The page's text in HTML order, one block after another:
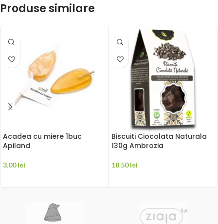
Produse similare
Acadea cu miere 1buc
Apiland
3.00lei
Biscuiti Ciocolata Naturala
130g Ambrozia
18.50lei